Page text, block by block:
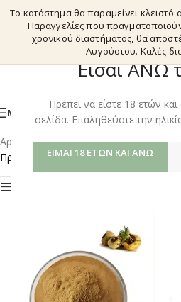
Είσαι ΑΝΩ
Πρέπει να είστε 18 ετών
σελίδα. Επαληθεύστε την
ΕΊΜΑΙ 18 ΕΤΏΝ ΚΑΙ ΆΝΩ
Το κατάστημα θα παραμείνει κλειστό
Παραγγελίες που
χρονικού διαστήματος, θα
Αυγούστου. Καλές
ΜΕΝΟΎ
Αρχική σελίδα/Shop/Προϊόντα με
Προβάλλονται όλα - 6 αποτελέσματα